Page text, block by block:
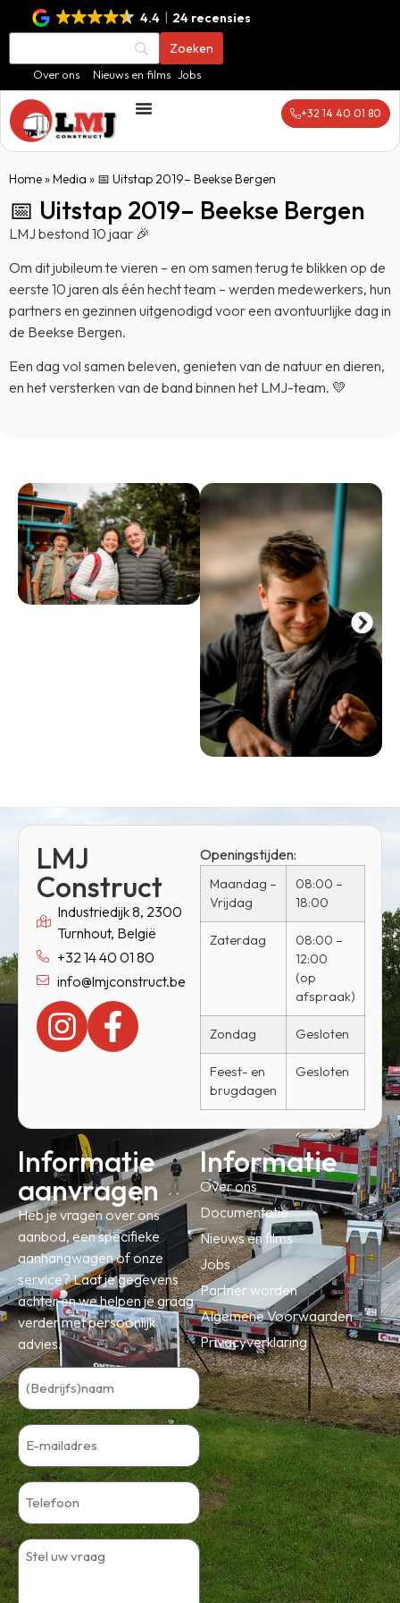
4.4 24 recensies
Over ons Nieuws en films Jobs
+32 14 40 01 80
Home»Media » 📅 Uitstap 2019– Beekse Bergen
📅 Uitstap 2019– Beekse Bergen
LMJ bestond 10 jaar 🎉
Om dit jubileum te vieren – en om samen terug te blikken op de
eerste 10 jaren als één hecht team – werden medewerkers, hun
partners en gezinnen uitgenodigd voor een avontuurlijke dag in
de Beekse Bergen.
Een dag vol samen beleven, genieten van de natuur en dieren,
en het versterken van de band binnen het LMJ-team. 💛
LMJ
Construct
Industriedijk 8, 2300
Turnhout, België
+32 14 40 01 80
info@lmjconstruct.be
Openingstijden:
Maandag –
Vrijdag
08:00 –
18:00
Zaterdag
08:00 –
12:00
(op
afspraak)
Zondag Gesloten
Feest- en
brugdagen
Gesloten
Informatie
aanvragen
Heb je vragen over ons
aanbod, een specifieke
aanhangwagen of onze
service? Laat je gegevens
achter en we helpen je graag
verder met persoonlijk
advies.
Informatie
Over ons
Documentatie
Nieuws en films
Jobs
Partner worden
Algemene Voorwaarden
Privacyverklaring